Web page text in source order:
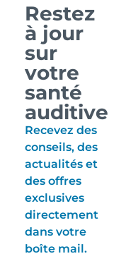
Restez
à jour
sur
votre
santé
auditive
Recevez des
conseils, des
actualités et
des offres
exclusives
directement
dans votre
boîte mail.